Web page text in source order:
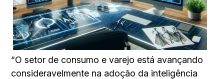
“O setor de consumo e varejo está avançando
consideravelmente na adoção da inteligência